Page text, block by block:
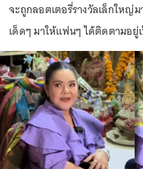
จะถูกลอตเตอรี่รางวัลเล็กใหญ่
เด็ดๆ มาให้แฟนๆ ได้ติดตามอยู่